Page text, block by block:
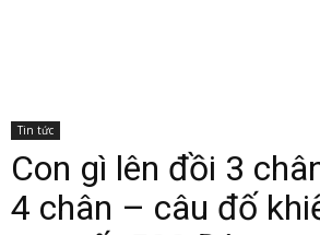
Tin tức
Con gì lên đồi 3
4 chân – câu đố